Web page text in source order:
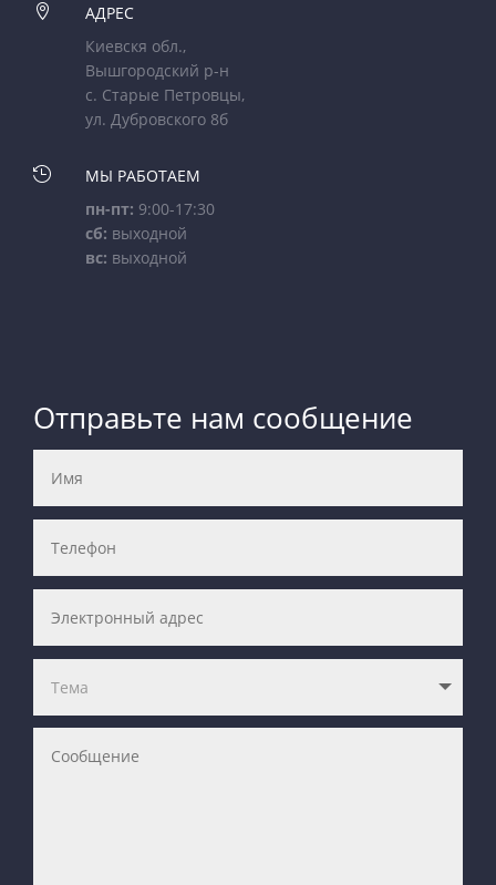

АДРЕС
Киевскя обл.,
Вышгородский р-н
с. Старые Петровцы,
ул. Дубровского 8б

МЫ РАБОТАЕМ
пн-пт: 9:00-17:30
сб: выходной
вс: выходной
Отправьте нам сообщение